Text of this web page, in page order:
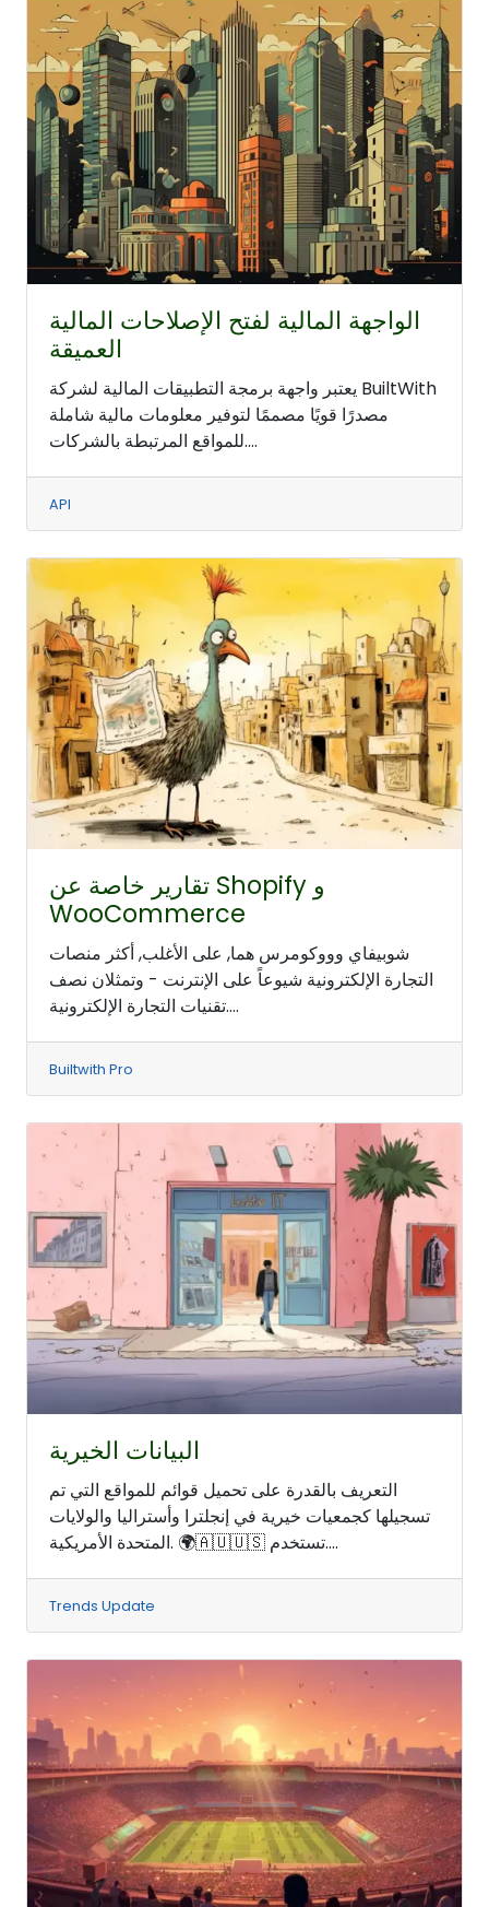
الواجهة المالية لفتح الإصلاحات المالية
العميقة
يعتبر واجهة برمجة التطبيقات المالية لشركة BuiltWith
مصدرًا قويًا مصممًا لتوفير معلومات مالية شاملة
للمواقع المرتبطة بالشركات....
API
تقارير خاصة عن Shopify و
WooCommerce
شوبيفاي وووكومرس هما, على الأغلب, أكثر منصات
التجارة الإلكترونية شيوعاً على الإنترنت - وتمثلان نصف
تقنيات التجارة الإلكترونية....
Builtwith Pro
البيانات الخيرية
التعريف بالقدرة على تحميل قوائم للمواقع التي تم
تسجيلها كجمعيات خيرية في إنجلترا وأستراليا والولايات
المتحدة الأمريكية. 🌍🇦🇺🇺🇸 تستخدم....
Trends Update